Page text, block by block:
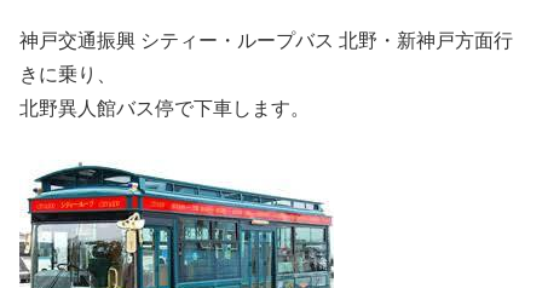
神戸交通振興 シティー・ループバス 北野・新神戸方面行
きに乗り、
北野異人館バス停で下車します。